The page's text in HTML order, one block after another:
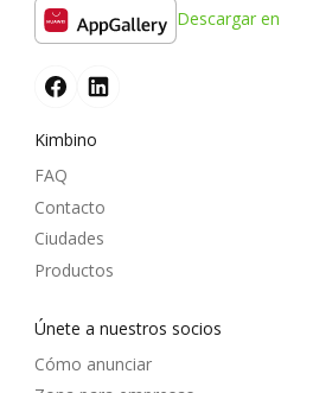
Descargar en
Kimbino
FAQ
Contacto
Ciudades
Productos
Únete a nuestros socios
Cómo anunciar